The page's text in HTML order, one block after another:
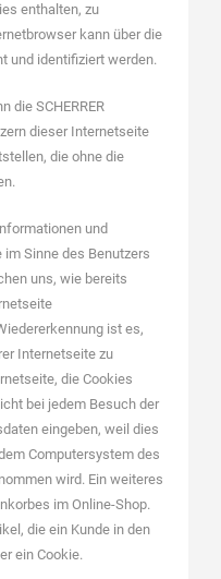
enthalten, zu
kann über die
und identifiziert werden.
die SCHERRER
dieser Internetseite
die ohne die
und
Sinne des Benutzers
uns, wie bereits
ist es,
Internetseite zu
die Cookies
bei jedem Besuch der
eingeben, weil dies
Computersystem des
wird. Ein weiteres
im Online-Shop.
die ein Kunde in den
ein Cookie.